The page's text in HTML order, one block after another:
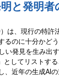
と発明者
は、現行の特許
るのに十分かど
い発見を生み出
としてリストす
、近年の生成AI